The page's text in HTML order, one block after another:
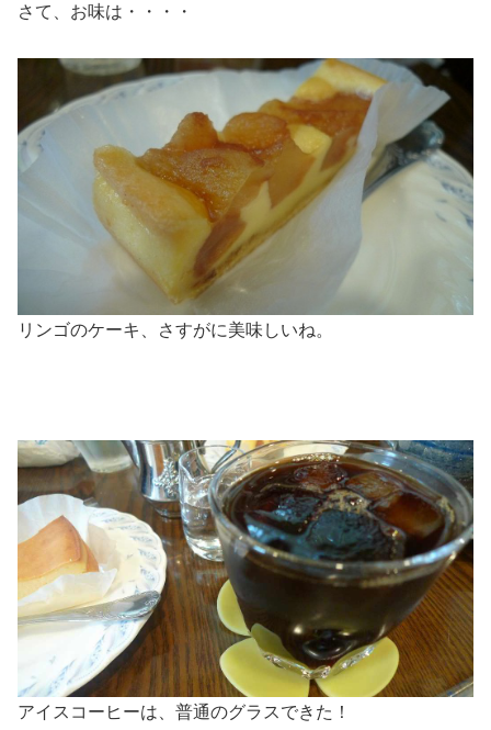
さて、お味は・・・・
リンゴのケーキ、さすがに美味しいね。
アイスコーヒーは、普通のグラスできた！